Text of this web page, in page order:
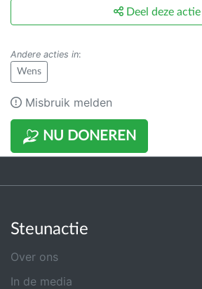
NU DONEREN
Deel deze actie
Andere acties in:
Wens
Misbruik melden
Steunactie
Over ons
In de media